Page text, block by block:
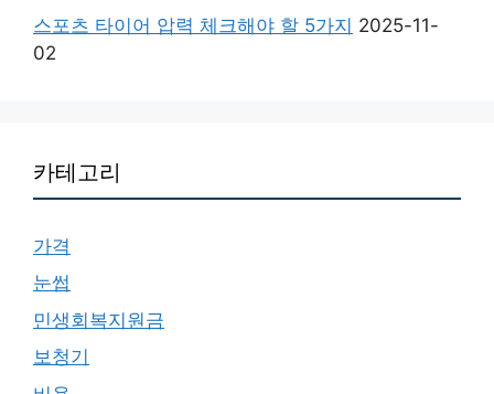
스포츠 타이어 압력 체크해야 할 5가지 2025-11-
02
카테고리
가격
눈썹
민생회복지원금
보청기